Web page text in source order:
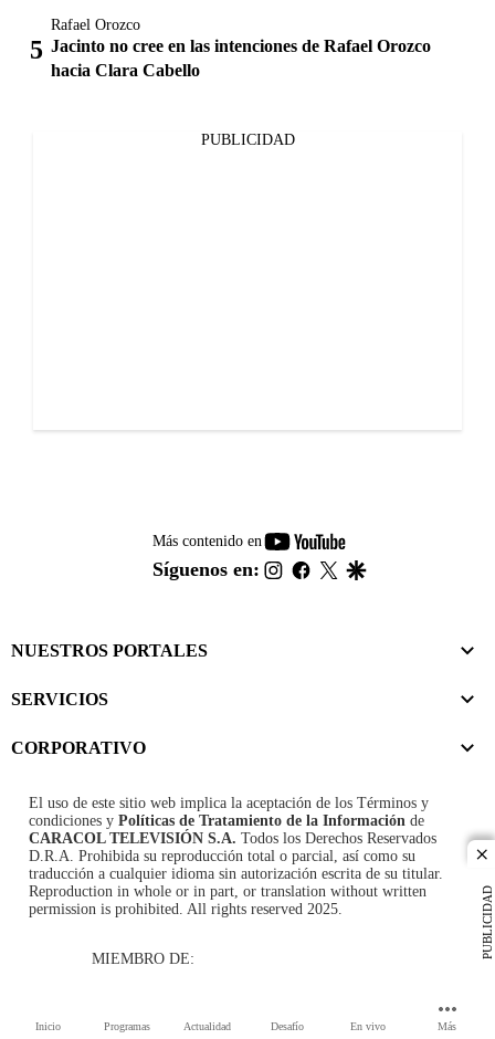
Inicio Programas Actualidad Desafío En vivo Más
PUBLICIDAD
Rafael Orozco
Jacinto no cree en las intenciones de Rafael Orozco
hacia Clara Cabello
PUBLICIDAD
Más contenido en
youtube-
footer
Síguenos en: instagram
facebook
twitter
NUESTROS PORTALES
SERVICIOS
CORPORATIVO
El uso de este sitio web implica la aceptación de los Términos y
condiciones y Políticas de Tratamiento de la Información de
CARACOL TELEVISIÓN S.A. Todos los Derechos Reservados
D.R.A. Prohibida su reproducción total o parcial, así como su
traducción a cualquier idioma sin autorización escrita de su titular.
Reproduction in whole or in part, or translation without written
permission is prohibited. All rights reserved 2025.
MIEMBRO DE: